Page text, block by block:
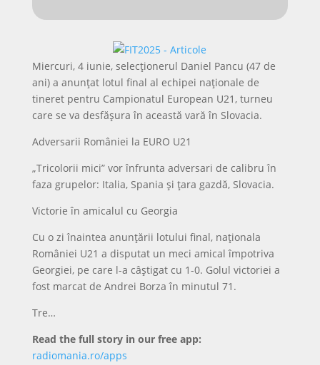
Miercuri, 4 iunie, selecționerul Daniel Pancu (47 de
ani) a anunțat lotul final al echipei naționale de
tineret pentru Campionatul European U21, turneu
care se va desfășura în această vară în Slovacia.
Adversarii României la EURO U21
„Tricolorii mici” vor înfrunta adversari de calibru în
faza grupelor: Italia, Spania și țara gazdă, Slovacia.
Victorie în amicalul cu Georgia
Cu o zi înaintea anunțării lotului final, naționala
României U21 a disputat un meci amical împotriva
Georgiei, pe care l-a câștigat cu 1-0. Golul victoriei a
fost marcat de Andrei Borza în minutul 71.
Tre…
Read the full story in our free app:
radiomania.ro/apps